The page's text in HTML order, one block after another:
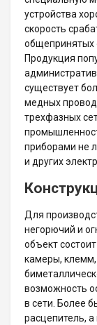
устройства
скорость
общепринятых
Продукция
существует
медных
трехфазных
приборами не
и других
Для
негорючий и
объект
камеры, клемм,
возможность
в сети. Более
расцепитель,